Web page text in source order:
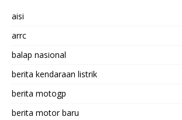
aisi
arrc
balap nasional
berita kendaraan listrik
berita motogp
berita motor baru